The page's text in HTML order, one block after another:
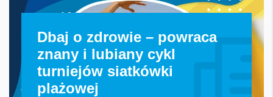
Dbaj o zdrowie – powraca
znany i lubiany cykl
turniejów siatkówki
plażowej